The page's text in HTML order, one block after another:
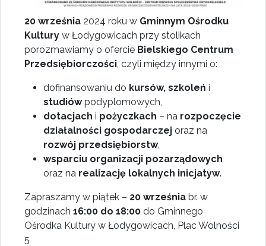
20 września 2024 roku w Gminnym Ośrodku
Kultury w Łodygowicach przy stolikach
porozmawiamy o ofercie Bielskiego Centrum
Przedsiębiorczości, czyli między innymi o:
dofinansowaniu do kursów, szkoleń i
studiówpodyplomowych,
dotacjach i pożyczkach – na rozpoczęcie
działalności gospodarczej oraz na
rozwój przedsiębiorstw,
wsparciu organizacji pozarządowych
oraz na realizację lokalnych inicjatyw.
Zapraszamy w piątek – 20 września br. w
godzinach 16:00 do 18:00 do Gminnego
Ośrodka Kultury w Łodygowicach, Plac Wolności
5